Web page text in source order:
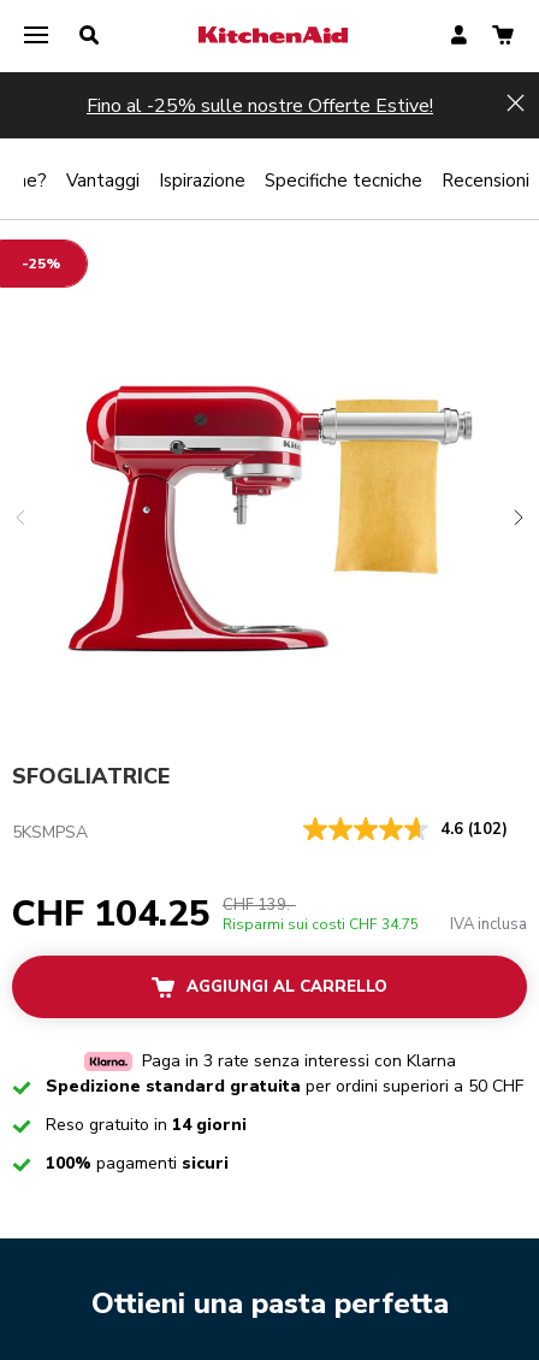
Fino al -25% sulle nostre Offerte Estive!
-25%
SFOGLIATRICE
5KSMPSA 4.6 (102)
CHF 104.25 CHF 139.-
Risparmi sui costi CHF 34.75 IVA inclusa
AGGIUNGI AL CARRELLO
Paga in 3 rate senza interessi con Klarna
CheckedSpedizione standard gratuita per ordini superiori a 50 CHF
CheckedReso gratuito in 14 giorni
Checked
100% pagamenti sicuri
Ottieni una pasta perfetta
Vantaggi Ispirazione Specifiche tecniche Recensioni